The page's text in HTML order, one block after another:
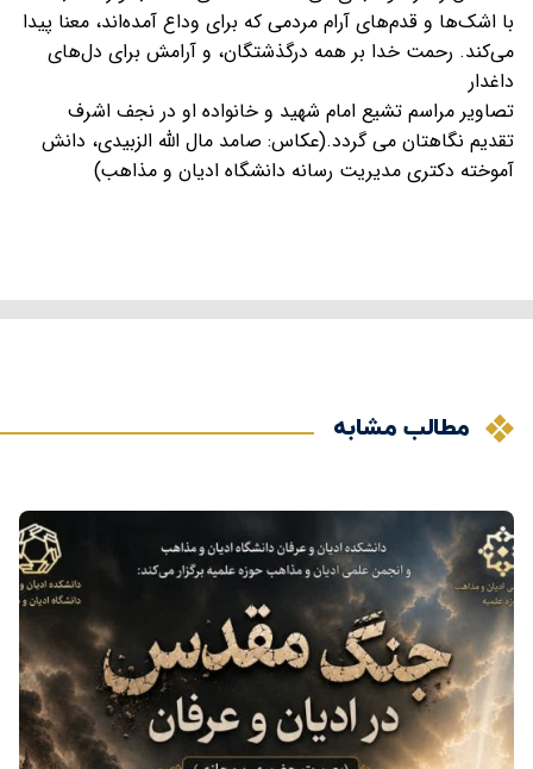
با اشک‌ها و قدم‌های آرام مردمی که برای وداع آمده‌اند، معنا پیدا
می‌کند. رحمت خدا بر همه درگذشتگان، و آرامش برای دل‌های
داغدار
تصاویر مراسم تشیع امام شهید و خانواده او در نجف اشرف
تقدیم نگاهتان می گردد.(عکاس: صامد مال الله الزبیدی، دانش
آموخته دکتری مدیریت رسانه دانشگاه ادیان و مذاهب)
مطالب مشابه